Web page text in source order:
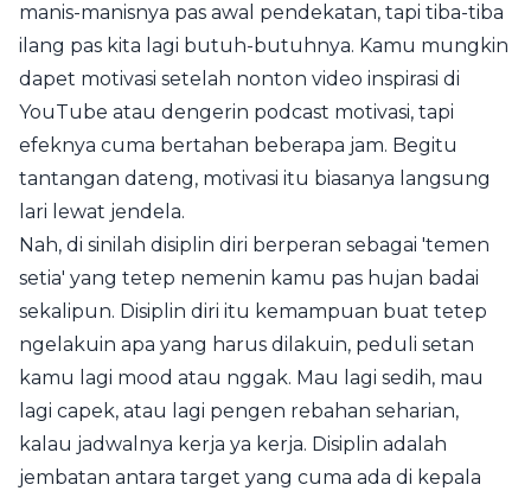
manis-manisnya pas awal pendekatan, tapi tiba-tiba
ilang pas kita lagi butuh-butuhnya. Kamu mungkin
dapet motivasi setelah nonton video inspirasi di
YouTube atau dengerin podcast motivasi, tapi
efeknya cuma bertahan beberapa jam. Begitu
tantangan dateng, motivasi itu biasanya langsung
lari lewat jendela.
Nah, di sinilah disiplin diri berperan sebagai 'temen
setia' yang tetep nemenin kamu pas hujan badai
sekalipun. Disiplin diri itu kemampuan buat tetep
ngelakuin apa yang harus dilakuin, peduli setan
kamu lagi mood atau nggak. Mau lagi sedih, mau
lagi capek, atau lagi pengen rebahan seharian,
kalau jadwalnya kerja ya kerja. Disiplin adalah
jembatan antara target yang cuma ada di kepala